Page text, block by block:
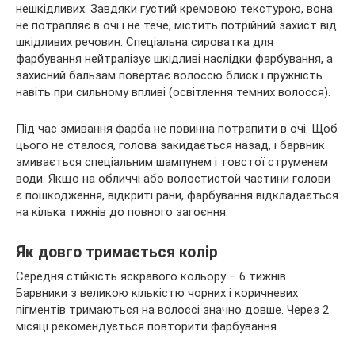
нешкідливих. Завдяки густий кремовою текстурою, вона
не потрапляє в очі і не тече, містить потрійний захист від
шкідливих речовин. Спеціальна сироватка для
фарбування нейтралізує шкідливі наслідки фарбування, а
захисний бальзам повертає волоссю блиск і пружність
навіть при сильному впливі (освітлення темних волосся).
Під час змивання фарба не повинна потрапити в очі. Щоб
цього не сталося, голова закидається назад, і барвник
змивається спеціальним шампунем і товстої струменем
води. Якщо на обличчі або волостистой частини голови
є пошкодження, відкриті рани, фарбування відкладається
на кілька тижнів до повного загоєння.
Як довго тримається колір
Середня стійкість яскравого кольору – 6 тижнів.
Барвники з великою кількістю чорних і коричневих
пігментів тримаються на волоссі значно довше. Через 2
місяці рекомендується повторити фарбування.